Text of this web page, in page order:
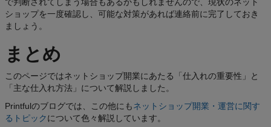
ショップを一度確認し、可能な対策があれば連絡前に完了しておき
ましょう。
まとめ
このページではネットショップ開業にあたる「仕入れの重要性」と
「主な仕入れ方法」について解説しました。
Printfulのブログでは、この他にもネットショップ開業・運営に関す
るトピックについて色々解説しています。